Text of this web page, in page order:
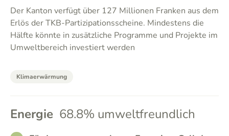
Der Kanton verfügt über 127 Millionen Franken aus dem
Erlös der TKB-Partizipationsscheine. Mindestens die
Hälfte könnte in zusätzliche Programme und Projekte im
Umweltbereich investiert werden
Klimaerwärmung
Energie 68.8% umweltfreundlich